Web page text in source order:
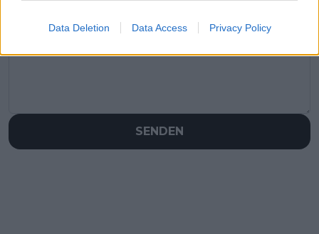
Data Deletion Data Access Privacy Policy
SENDEN